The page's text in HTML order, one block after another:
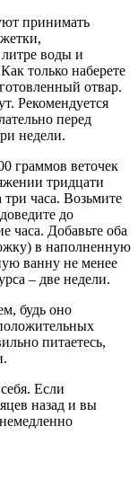
принимать
литре воды и
только наберете
отвар.
Рекомендуется
перед
недели.
граммов веточек
тридцати
три часа. Возьмите
до
часа. Добавьте оба
в наполненную
ванну не менее
– две недели.
будь оно
питаетесь,
Если
назад и вы